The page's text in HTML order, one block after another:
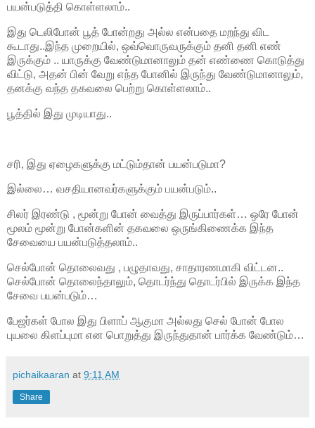
பயன்படுத்தி கொள்ளலாம்..
இது டெலிபோன் பூத் போன்றது அல்ல என்பதை மறந்து விட
கூடாது..இந்த முறையில், ஒவ்வொருவருக்கும் தனி தனி எண்
இருக்கும் .. யாருக்கு வேண்டுமானாலும் தன் எண்ணை கொடுத்து
விட்டு, அதன் பின் வேறு எந்த போனில் இருந்து வேண்டுமானாலும்,
தனக்கு வந்த தகவலை பெற்று கொள்ளலாம்..
பூத்தில் இது முடியாது..
சரி, இது ஏழைகளுக்கு மட்டும்தான் பயன்படுமா?
இல்லை… வசதியானவர்களுக்கும் பயன்படும்..
சிலர் இரண்டு , மூன்று போன் வைத்து இருப்பார்கள்… ஒரே போன்
மூலம் மூன்று போன்களின் தகவலை ஒருங்கிணைக்க இந்த
சேவையை பயன்படுத்தலாம்..
செல்போன் தொலைவது , பழுதாவது, சாதாரணமாகி விட்டன..
செல்போன் தொலைந்தாலும், தொடர்ந்து தொடர்பில் இருக்க இந்த
சேவை பயன்படும்…
பேஜர்கள் போல இது பிளாப் ஆகுமா அல்லது செல் போன் போல
புயலை கிளப்புமா என பொறுத்து இருந்துதான் பார்க்க வேண்டும்…
pichaikaaran at 9:11 AM
Share